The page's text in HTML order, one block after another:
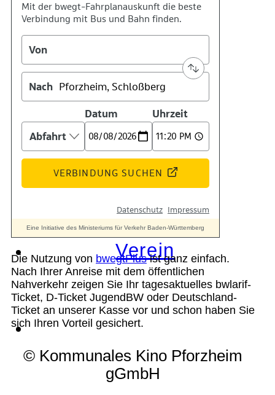
Geschichte
Technik
Standort
Verein
Suche
Die Nutzung von bwegtPlusist ganz einfach.
Nach Ihrer Anreise mit dem öffentlichen
Nahverkehr zeigen Sie Ihr tagesaktuelles bwlarif-
Ticket, D-Ticket JugendBW oder Deutschland-
Ticket an unserer Kasse vor und schon haben Sie
sich Ihren Vorteil gesichert.
© Kommunales Kino Pforzheim
gGmbH